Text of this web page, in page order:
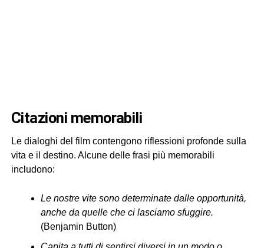
citazioni memorabili
Le dialoghi del film contengono riflessioni profonde sulla
vita e il destino. Alcune delle frasi più memorabili
includono:
Le nostre vite sono determinate dalle opportunità,
anche da quelle che ci lasciamo sfuggire.
(Benjamin Button)